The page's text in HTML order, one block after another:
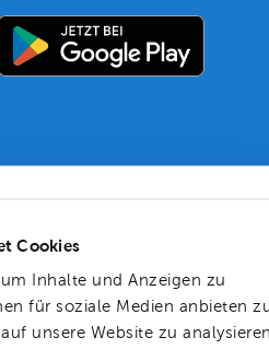
Cookies
Inhalte und Anzeigen zu
für soziale Medien anbieten
unsere Website zu